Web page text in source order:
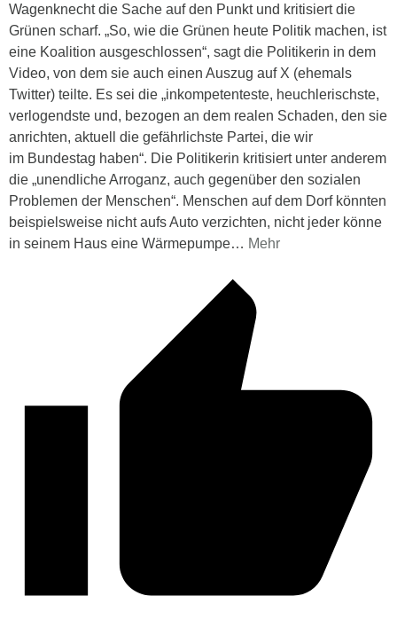
Wagenknecht die Sache auf den Punkt und kritisiert die
Grünen scharf. „So, wie die Grünen heute Politik machen, ist
eine Koalition ausgeschlossen“, sagt die Politikerin in dem
Video, von dem sie auch einen Auszug auf X (ehemals
Twitter) teilte. Es sei die „inkompetenteste, heuchlerischste,
verlogendste und, bezogen an dem realen Schaden, den sie
anrichten, aktuell die gefährlichste Partei, die wir
im Bundestag haben“. Die Politikerin kritisiert unter anderem
die „unendliche Arroganz, auch gegenüber den sozialen
Problemen der Menschen“. Menschen auf dem Dorf könnten
beispielsweise nicht aufs Auto verzichten, nicht jeder könne
in seinem Haus eine Wärmepumpe… Mehr